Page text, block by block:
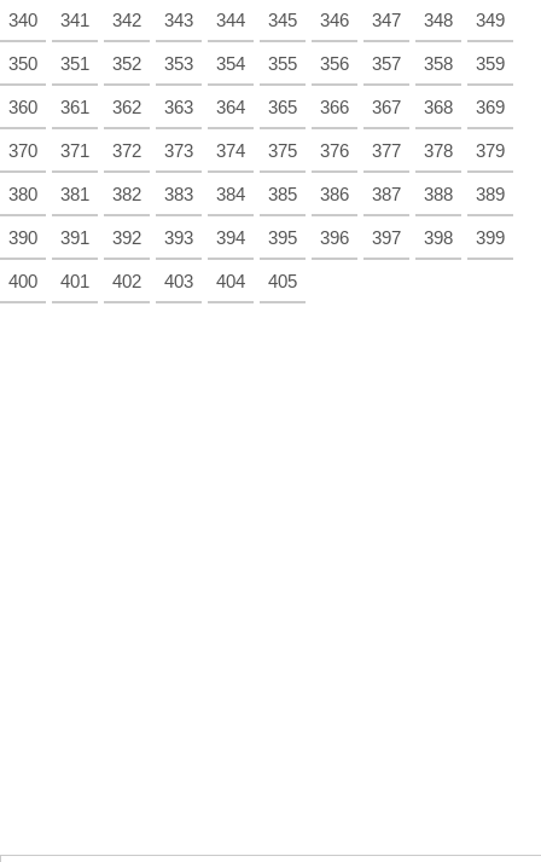
340 341 342 343 344 345 346 347 348 349
350 351 352 353 354 355 356 357 358 359
360 361 362 363 364 365 366 367 368 369
370 371 372 373 374 375 376 377 378 379
380 381 382 383 384 385 386 387 388 389
390 391 392 393 394 395 396 397 398 399
400 401 402 403 404 405